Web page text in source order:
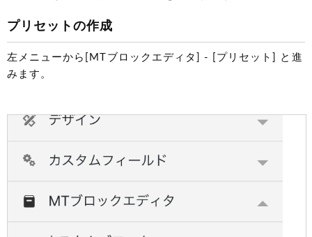
プリセットの作成
左メニューから[MTブロックエディタ] - [プリセット] と進
みます。